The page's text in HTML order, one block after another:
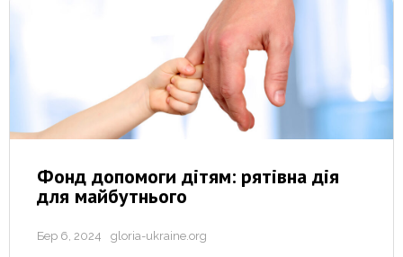
Фонд допомоги дітям: рятівна дія
для майбутнього
Бер 6, 2024 gloria-ukraine.org